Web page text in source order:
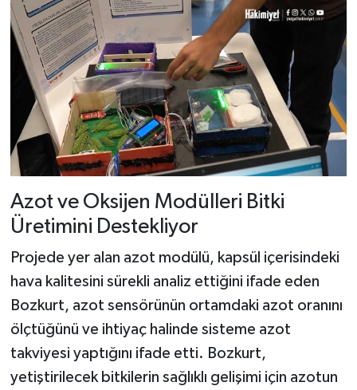
Azot ve Oksijen Modülleri Bitki
Üretimini Destekliyor
Projede yer alan azot modülü, kapsül içerisindeki
hava kalitesini sürekli analiz ettiğini ifade eden
Bozkurt, azot sensörünün ortamdaki azot oranını
ölçtüğünü ve ihtiyaç halinde sisteme azot
takviyesi yaptığını ifade etti. Bozkurt,
yetiştirilecek bitkilerin sağlıklı gelişimi için azotun